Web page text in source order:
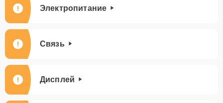
Электропитание
Связь
Дисплей